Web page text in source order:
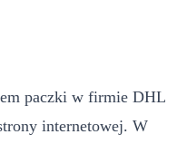
paczki w firmie DHL
internetowej. W